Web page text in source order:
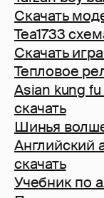
Скачать
Tea1733
Скачать
Тепловое
Asian kung
скачать
Шинья
Английский
скачать
Учебник по